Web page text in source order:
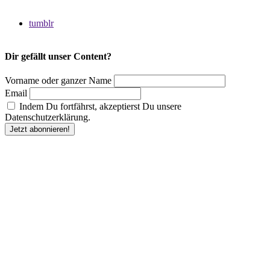
tumblr
Dir gefällt unser Content?
Vorname oder ganzer Name
Email
Indem Du fortfährst, akzeptierst Du unsere
Datenschutzerklärung.